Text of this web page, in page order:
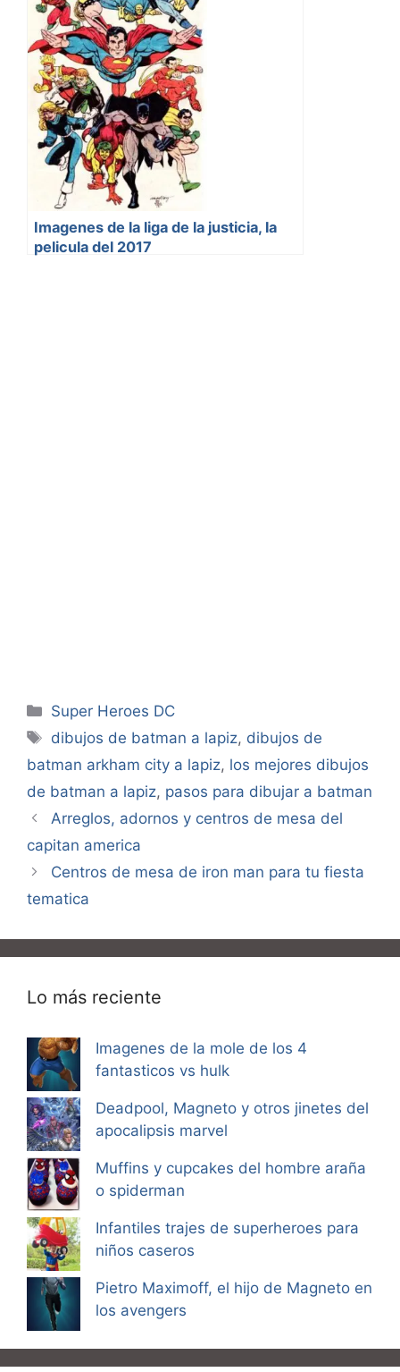
Imagenes de la liga de la justicia, la
pelicula del 2017
Categorías
Super Heroes DC
Etiquetas
dibujos de batman a lapiz, dibujos de
batman arkham city a lapiz, los mejores dibujos
de batman a lapiz, pasos para dibujar a batman
Arreglos, adornos y centros de mesa del
capitan america
Centros de mesa de iron man para tu fiesta
tematica
Lo más reciente
Imagenes de la mole de los 4
fantasticos vs hulk
Deadpool, Magneto y otros jinetes del
apocalipsis marvel
Muffins y cupcakes del hombre araña
o spiderman
Infantiles trajes de superheroes para
niños caseros
Pietro Maximoff, el hijo de Magneto en
los avengers